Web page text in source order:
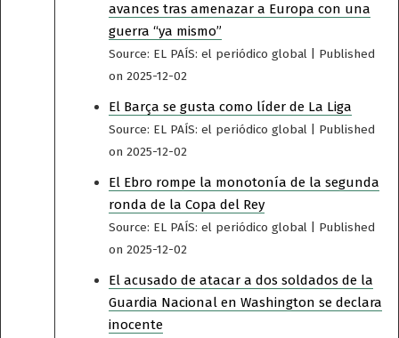
avances tras amenazar a Europa con una
guerra “ya mismo”
Source: EL PAÍS: el periódico global
Published
on 2025-12-02
El Barça se gusta como líder de La Liga
Source: EL PAÍS: el periódico global
Published
on 2025-12-02
El Ebro rompe la monotonía de la segunda
ronda de la Copa del Rey
Source: EL PAÍS: el periódico global
Published
on 2025-12-02
El acusado de atacar a dos soldados de la
Guardia Nacional en Washington se declara
inocente